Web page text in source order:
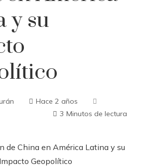
y su
Hace 2 años
3 Minutos de lectura